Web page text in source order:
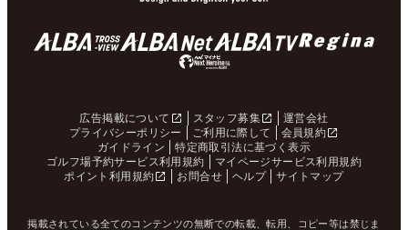
広告掲載について スタッフ募集
運営会社
プライバシーポリシー
ご利用に際して
会員規約
ガイドライン
特定商取引法に基づく表示
ゴルフ場予約サービス利用規約
マイページサービス利用規約
ポイント利用規約
お問合せ ヘルプ サイトマップ
掲載されている全てのコンテンツの無断での転載、転用、コピー等は禁じま